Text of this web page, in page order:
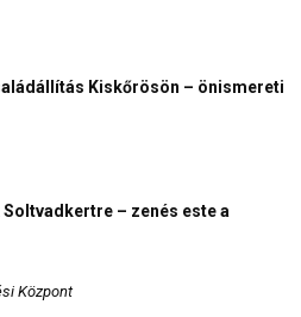
Kiskőrösön – önismereti
– zenés este a
Központ